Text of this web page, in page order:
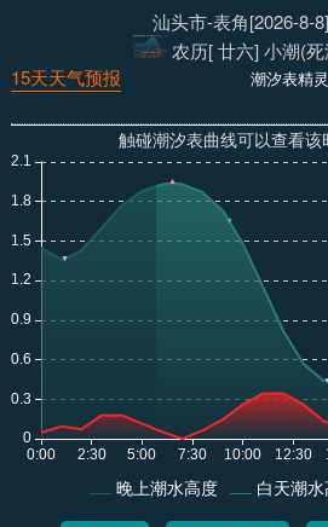
汕头市-表角[2026-8-
农历[ 廿六] 小潮(
潮汐表精灵
15天天气预报
触碰潮汐表曲线可以查看
晚上潮水高度 白天潮